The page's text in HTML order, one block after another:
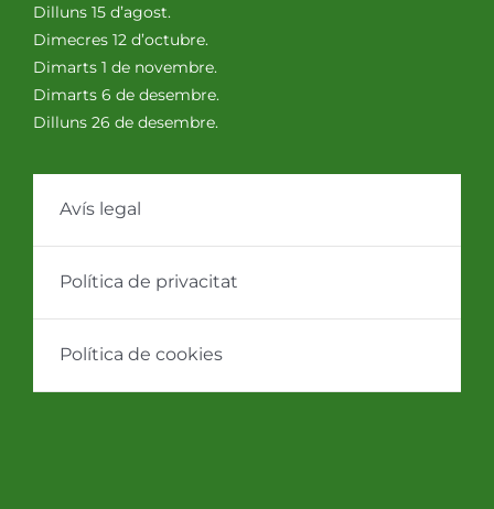
Dilluns 15 d’agost.
Dimecres 12 d’octubre.
Dimarts 1 de novembre.
Dimarts 6 de desembre.
Dilluns 26 de desembre.
Avís legal
Política de privacitat
Política de cookies